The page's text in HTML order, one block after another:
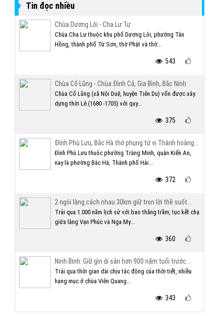
Tin đọc nhiều
Chùa Dương Lôi - Cha Lư Tự
Chùa Cha Lư thuộc khu phố Dương Lôi, phường Tân
Hồng, thành phố Từ Sơn, thờ Phật và thờ...
543
Chùa Cổ Lũng - Chùa Đình Cả, Gia Bình, Bắc Ninh
Chùa Cổ Lũng (xã Nội Duệ, huyện Tiên Du) vốn được xây
dựng thời Lê (1680 -1705) với quy...
375
Đình Phù Lưu, Bắc Hà thờ phụng tứ vị Thành hoàng...
Đình Phù Lưu thuộc phường Tràng Minh, quận Kiến An,
nay là phường Bắc Hà, Thành phố Hải...
372
2 ngôi làng cách nhau 30km giữ trọn lời thề suốt...
Trải qua 1.000 năm lịch sử với bao thăng trầm, tục kết chạ
giữa làng Vạn Phúc và Nga My...
360
Ninh Bình: Giữ gìn di sản hơn 900 năm tuổi trước...
Trải qua thời gian dài chịu tác động của thời tiết, nhiều
hạng mục ở chùa Viên Quang...
343